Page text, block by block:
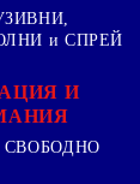
и СПРЕЙ
И
СВОБОДНО